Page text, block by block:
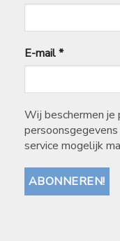
E-mail*
Wij beschermen je
service mogelijk